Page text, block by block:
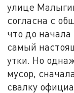
улице
согласна с
что до
самый
утки. Но
мусор,
свалку